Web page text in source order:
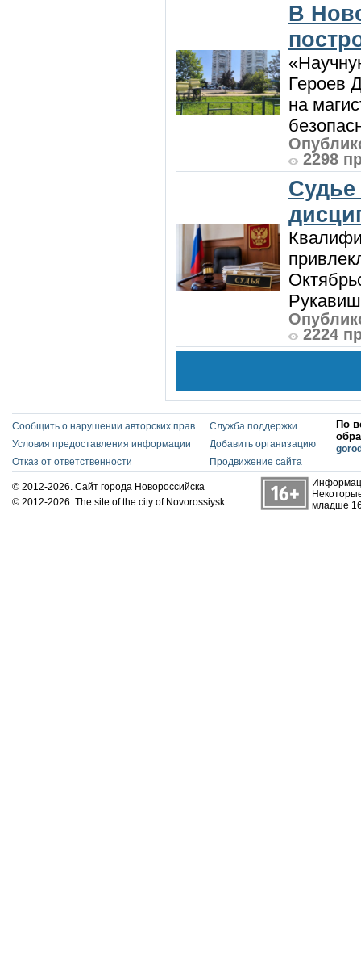
В
Героев
на
2298
2224
Сообщить о нарушении авторских прав
Условия предоставления информации
Отказ от ответственности
Служба поддержки
Добавить организацию
Продвижение сайта
По
© 2012-2026. Сайт города Новороссийска
© 2012-2026. The site of the city of Novorossiysk
младше